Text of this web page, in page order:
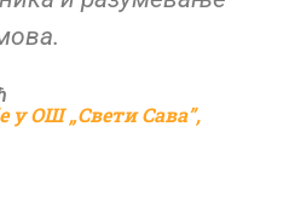
у ОШ „Свети Сава”,